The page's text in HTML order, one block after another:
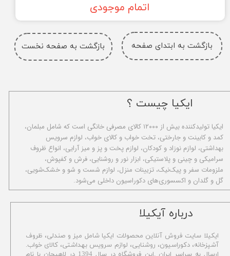
اتمام موجودی
بازگشت به صفحه نخست بازگشت به ابتدای صفحه
​درباره آیکیلا
ایکیلا سایت فروش آنلاین محصولات ایکیا شامل میز و صندلی، ظروف
آشپزخانه، دکوراسیون، روشنایی، لوازم سرویس بهداشتی، کالای خواب.
ایکیا چیست ؟
ا​یکیا تولیدکننده بیش از ۱۲۰۰۰ کالای مصرفی خانگی است که شامل مبلمان،
کمد و کابینت و جارختی، تخت خواب و کالای خواب، لوازم سرویس
بهداشتی، لوازم نوزاد و کودکان، لوازم پخت و پز و میز آرایی، انواع ظروف
سرامیکی و چینی و پلاستیکی، ابزار نور و روشنایی، فرش و کفپوش،
ملزومات سفر و پیک‌نیک، تزیینات منزل، لوازم شست و شو و خشک‌شویی،
گل و گلدان و اکسسوری‌های دکوراسیون داخلی می‌شود.